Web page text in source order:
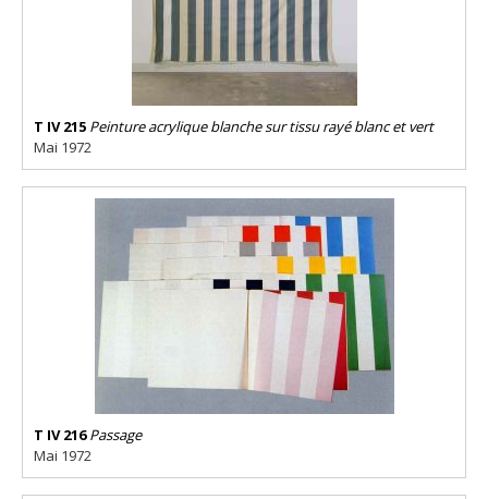
T IV 215 Peinture acrylique blanche sur tissu rayé blanc et vert
Mai 1972
T IV 216 Passage
Mai 1972